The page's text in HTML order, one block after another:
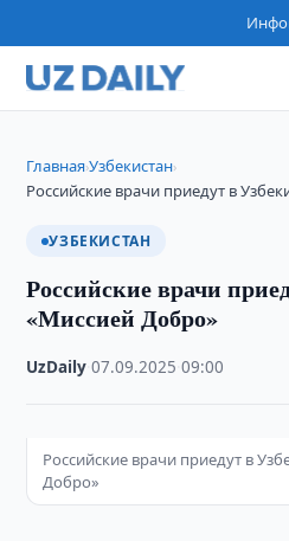
Главная›Узбекистан›
Российские врачи приедут в
УЗБЕКИСТАН
Российские врачи
«Миссией Добро»
UzDaily ·07.09.2025 ·09:00
Российские врачи приедут в
Добро»